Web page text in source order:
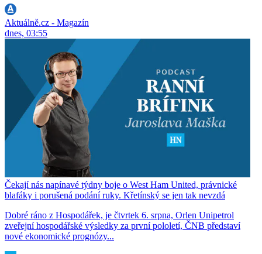
Aktuálně.cz - Magazín
dnes, 03:55
Čekají nás napínavé týdny boje o West Ham United, právnické
blafáky i porušená podání ruky. Křetínský se jen tak nevzdá
Dobré ráno z Hospodářek, je čtvrtek 6. srpna, Orlen Unipetrol
zveřejní hospodářské výsledky za první pololetí, ČNB představí
nové ekonomické prognózy...